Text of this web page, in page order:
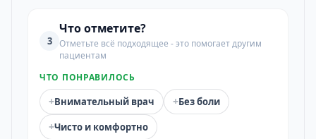
3
Что отметите?
Отметьте всё подходящее - это помогает другим
пациентам
ЧТО ПОНРАВИЛОСЬ
+Внимательный врач +Без боли
+Чисто и комфортно